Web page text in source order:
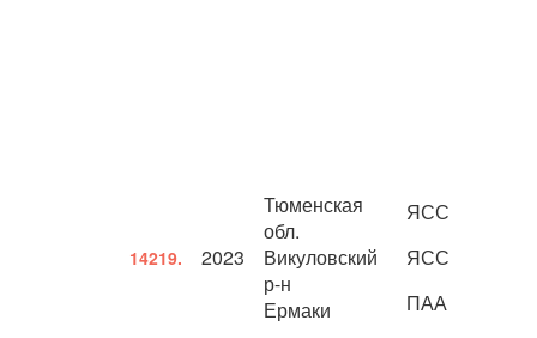
14219. 2023
Тюменская
обл.
Викуловский
р-н
Ермаки
ЯСС
ЯСС
ПАА